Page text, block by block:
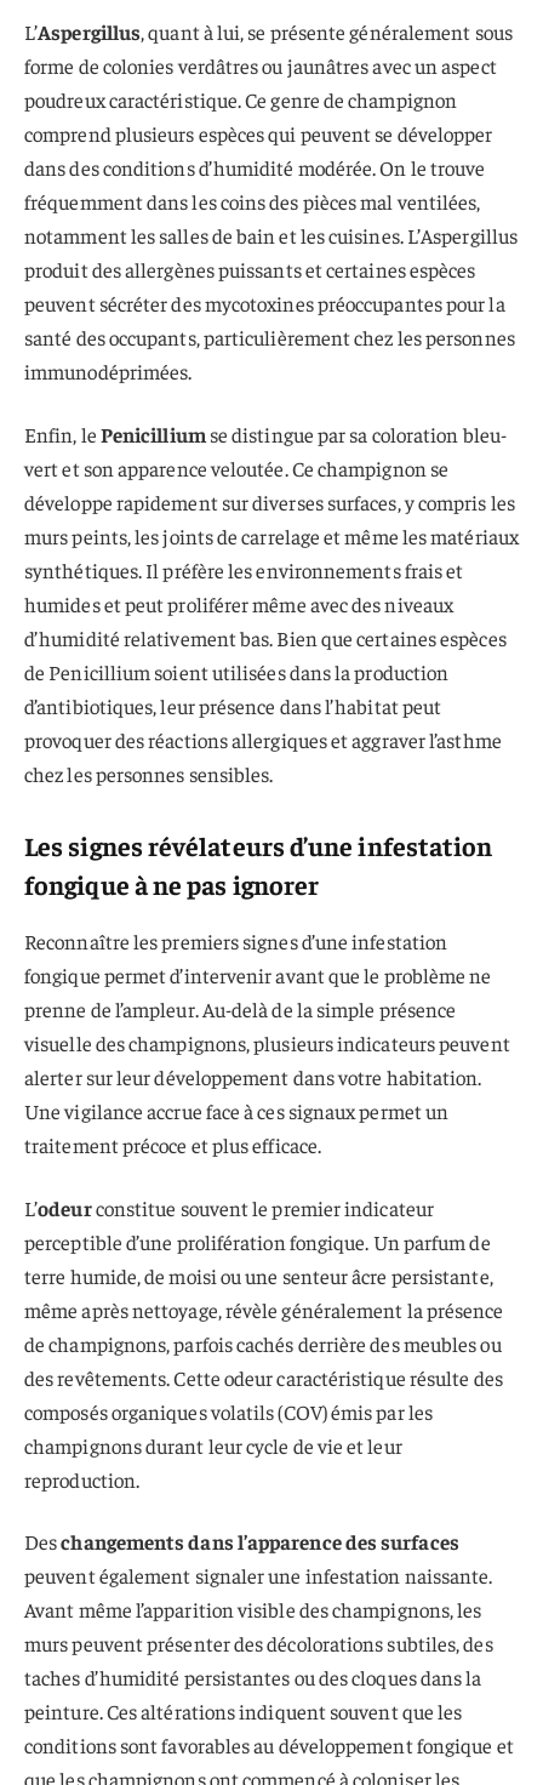
L’Aspergillus, quant à lui, se présente généralement sous
forme de colonies verdâtres ou jaunâtres avec un aspect
poudreux caractéristique. Ce genre de champignon
comprend plusieurs espèces qui peuvent se développer
dans des conditions d’humidité modérée. On le trouve
fréquemment dans les coins des pièces mal ventilées,
notamment les salles de bain et les cuisines. L’Aspergillus
produit des allergènes puissants et certaines espèces
peuvent sécréter des mycotoxines préoccupantes pour la
santé des occupants, particulièrement chez les personnes
immunodéprimées.
Enfin, lePenicillium se distingue par sa coloration bleu-
vert et son apparence veloutée. Ce champignon se
développe rapidement sur diverses surfaces, y compris les
murs peints, les joints de carrelage et même les matériaux
synthétiques. Il préfère les environnements frais et
humides et peut proliférer même avec des niveaux
d’humidité relativement bas. Bien que certaines espèces
de Penicillium soient utilisées dans la production
d’antibiotiques, leur présence dans l’habitat peut
provoquer des réactions allergiques et aggraver l’asthme
chez les personnes sensibles.
Les signes révélateurs d’une infestation
fongique à ne pas ignorer
Reconnaître les premiers signes d’une infestation
fongique permet d’intervenir avant que le problème ne
prenne de l’ampleur. Au-delà de la simple présence
visuelle des champignons, plusieurs indicateurs peuvent
alerter sur leur développement dans votre habitation.
Une vigilance accrue face à ces signaux permet un
traitement précoce et plus efficace.
L’odeurconstitue souvent le premier indicateur
perceptible d’une prolifération fongique. Un parfum de
terre humide, de moisi ou une senteur âcre persistante,
même après nettoyage, révèle généralement la présence
de champignons, parfois cachés derrière des meubles ou
des revêtements. Cette odeur caractéristique résulte des
composés organiques volatils (COV) émis par les
champignons durant leur cycle de vie et leur
reproduction.
Deschangements dans l’apparence des surfaces
peuvent également signaler une infestation naissante.
Avant même l’apparition visible des champignons, les
murs peuvent présenter des décolorations subtiles, des
taches d’humidité persistantes ou des cloques dans la
peinture. Ces altérations indiquent souvent que les
conditions sont favorables au développement fongique et
que les champignons ont commencé à coloniser les